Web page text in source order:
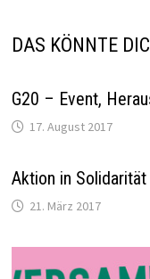
DAS KÖNNTE
G20 – Event,
17. August 2017
Aktion in
21. März 2017